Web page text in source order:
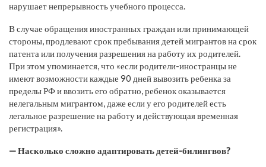
нарушает непрерывность учебного процесса.
В случае обращения иностранных граждан или принимающей
стороны, продлевают срок пребывания детей мигрантов на срок
патента или получения разрешения на работу их родителей.
При этом упоминается, что «если родители-иностранцы не
имеют возможности каждые 90 дней вывозить ребенка за
пределы РФ и ввозить его обратно, ребенок оказывается
нелегальным мигрантом, даже если у его родителей есть
легальное разрешение на работу и действующая временная
регистрация».
— Насколько сложно адаптировать детей-билингвов?